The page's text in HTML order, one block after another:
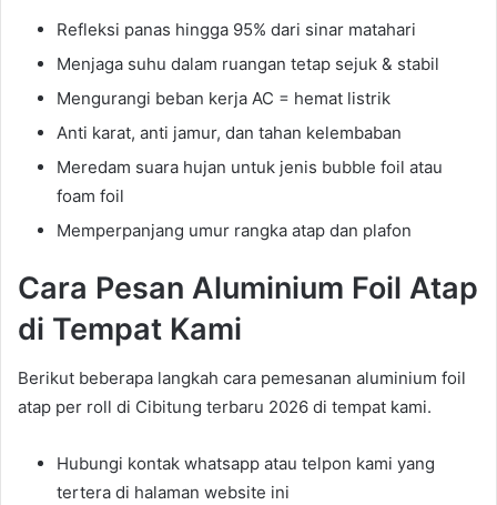
Refleksi panas hingga 95% dari sinar matahari
Menjaga suhu dalam ruangan tetap sejuk & stabil
Mengurangi beban kerja AC = hemat listrik
Anti karat, anti jamur, dan tahan kelembaban
Meredam suara hujan untuk jenis bubble foil atau
foam foil
Memperpanjang umur rangka atap dan plafon
Cara Pesan Aluminium Foil Atap
di Tempat Kami
Berikut beberapa langkah cara pemesanan aluminium foil
atap per roll di Cibitung terbaru 2026 di tempat kami.
Hubungi kontak whatsapp atau telpon kami yang
tertera di halaman website ini